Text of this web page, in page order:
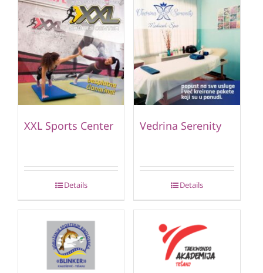
XXL Sports Center
Details
Vedrina Serenity
Details